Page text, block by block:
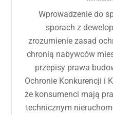
Wprowadzenie do
sporach z
zrozumienie zasad
chronią nabywców
przepisy prawa
Ochronie Konkurencji i
że konsumenci mają
technicznym